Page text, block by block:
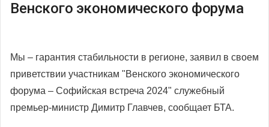
Венского экономического форума
Мы – гарантия стабильности в регионе, заявил в своем
приветствии участникам "Венского экономического
форума – Софийская встреча 2024" служебный
премьер-министр Димитр Главчев, сообщает БТА.